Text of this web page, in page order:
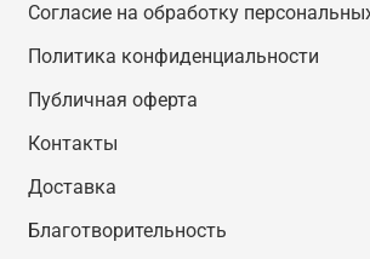
Согласие на обработку
Политика конфиденциальности
Публичная оферта
Контакты
Доставка
Благотворительность